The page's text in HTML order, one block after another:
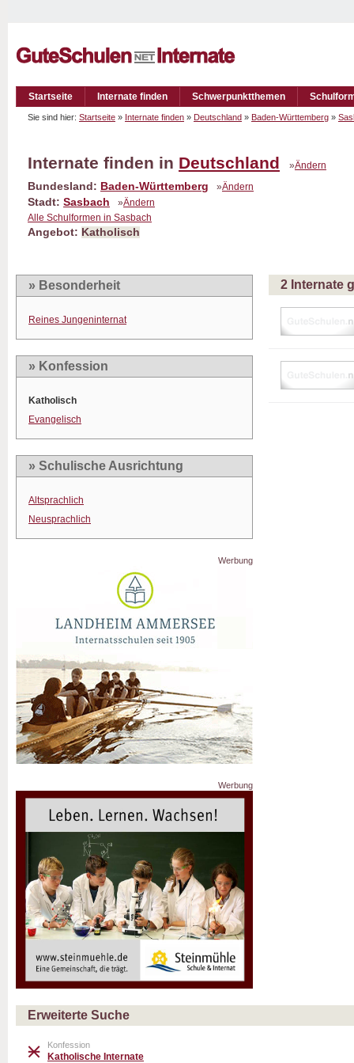
Startseite Internate finden Schwerpunktthemen
Sie sind hier: Startseite » Internate finden » Deutschland » Baden-Württemberg »
Internate finden in Deutschland »Ändern
Bundesland: Baden-Württemberg »Ändern
Stadt: Sasbach »Ändern
Alle Schulformen in Sasbach
Angebot: Katholisch
» Besonderheit
Reines Jungeninternat
» Konfession
Katholisch
Evangelisch
» Schulische Ausrichtung
Altsprachlich
Neusprachlich
Werbung
Werbung
2 Internate
Erweiterte Suche
Konfession
Katholische Internate